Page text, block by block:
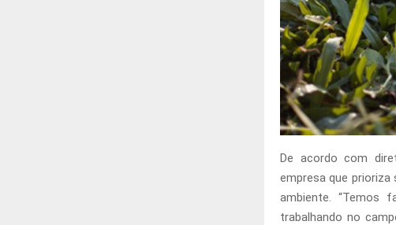
De acordo com
empresa que
ambiente. “Temos
trabalhando no